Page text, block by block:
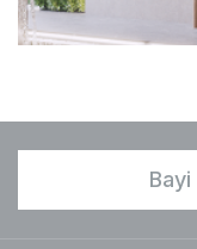
Bayi